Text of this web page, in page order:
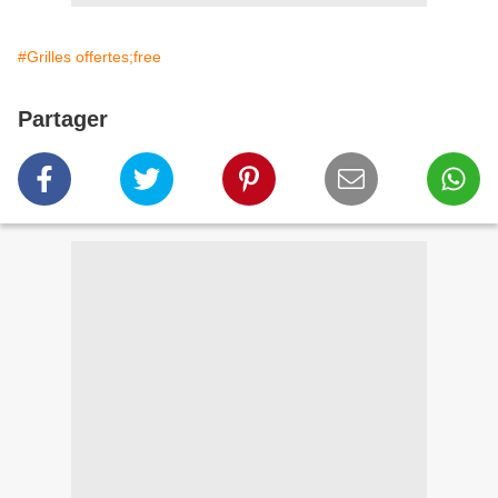
#Grilles offertes;free
Partager